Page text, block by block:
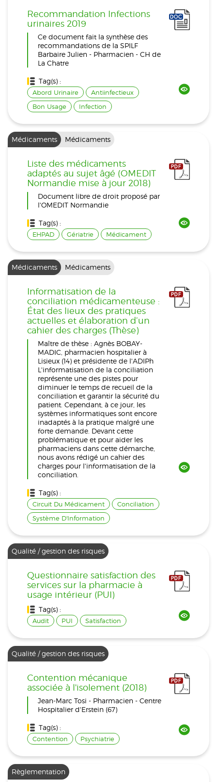
Recommandation Infections
urinaires 2019
Ce document fait la synthèse des
recommandations de la SPILF
Barbaire Julien - Pharmacien - CH de
La Chatre
Tag(s) :
Abord Urinaire
Antiinfectieux
Bon Usage
Infection
Médicaments Médicaments
Liste des médicaments
adaptés au sujet âgé (OMEDIT
Normandie mise à jour 2018)
Document libre de droit proposé par
l'OMEDIT Normandie
Tag(s) :
EHPAD Gériatrie Médicament
Médicaments Médicaments
Informatisation de la
conciliation médicamenteuse :
État des lieux des pratiques
actuelles et élaboration d’un
cahier des charges (Thèse)
Maître de thèse : Agnès BOBAY-
MADIC, pharmacien hospitalier à
Lisieux (14) et présidente de l'ADIPh
L'informatisation de la conciliation
représente une des pistes pour
diminuer le temps de recueil de la
conciliation et garantir la sécurité du
patient. Cependant, à ce jour, les
systèmes informatiques sont encore
inadaptés à la pratique malgré une
forte demande. Devant cette
problématique et pour aider les
pharmaciens dans cette démarche,
nous avons rédigé un cahier des
charges pour l'informatisation de la
conciliation.
Tag(s) :
Circuit Du Médicament
Conciliation
Système D'Information
Qualité / gestion des risques
Questionnaire satisfaction des
services sur la pharmacie à
usage intérieur (PUI)
Tag(s) :
Audit PUI Satisfaction
Qualité / gestion des risques
Contention mécanique
associée à l'isolement (2018)
Jean-Marc Tosi - Pharmacien - Centre
Hospitalier d'Erstein (67)
Tag(s) :
Contention Psychiatrie
Règlementation